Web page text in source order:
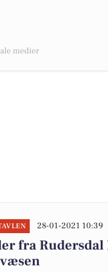
medier
28-01-2021 10:39
fra